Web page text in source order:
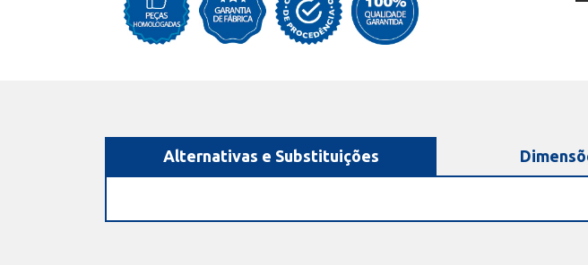
Alternativas e Substituições